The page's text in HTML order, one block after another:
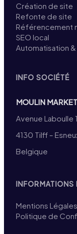
Création de site
Refonte de site
Référencement
SEO local
Automatisation &
INFO SOCIÉTÉ
MOULIN
Avenue Laboulle
4130 Tilff –
Belgique
INFORMATIONS
Mentions Légales
Politique de